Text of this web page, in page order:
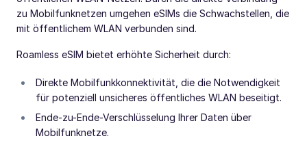
zu Mobilfunknetzen umgehen eSIMs die Schwachstellen, die
mit öffentlichem WLAN verbunden sind.
Roamless eSIM bietet erhöhte Sicherheit durch:
Direkte Mobilfunkkonnektivität, die die Notwendigkeit
für potenziell unsicheres öffentliches WLAN beseitigt.
Ende-zu-Ende-Verschlüsselung Ihrer Daten über
Mobilfunknetze.